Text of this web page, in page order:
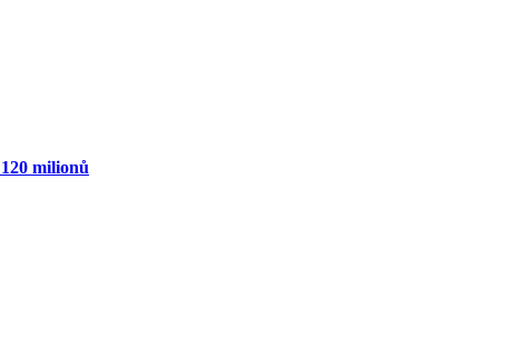
milionů